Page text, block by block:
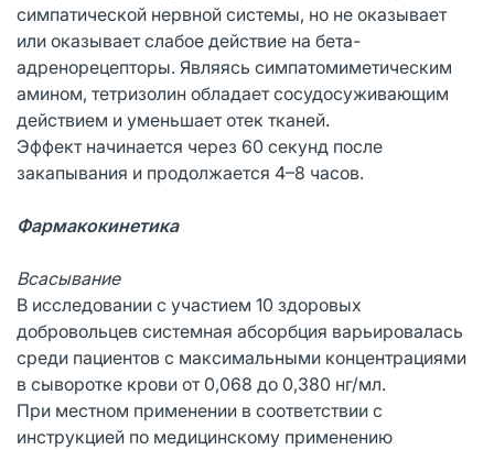
симпатической нервной системы, но не оказывает
или оказывает слабое действие на бета-
адренорецепторы. Являясь симпатомиметическим
амином, тетризолин обладает сосудосуживающим
действием и уменьшает отек тканей.
Эффект начинается через 60 секунд после
закапывания и продолжается 4–8 часов.
Фармакокинетика
Всасывание
В исследовании с участием 10 здоровых
добровольцев системная абсорбция варьировалась
среди пациентов с максимальными концентрациями
в сыворотке крови от 0,068 до 0,380 нг/мл.
При местном применении в соответствии с
инструкцией по медицинскому применению